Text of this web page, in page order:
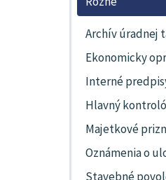
Archív úradnej
Ekonomicky
Interné
Hlavný
Majetkové
Oznámenia o
Stavebné